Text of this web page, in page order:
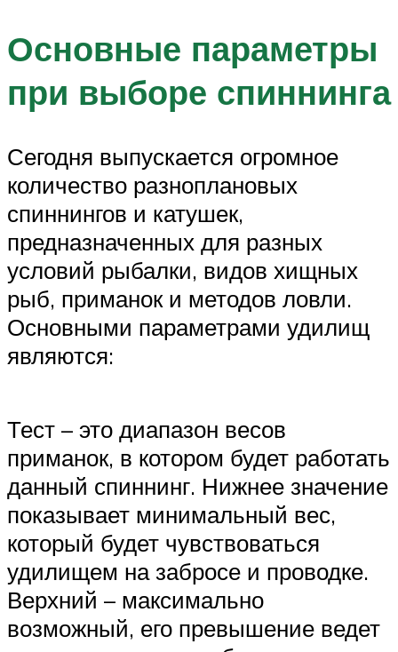
Основные параметры
при выборе спиннинга
Сегодня выпускается огромное
количество разноплановых
спиннингов и катушек,
предназначенных для разных
условий рыбалки, видов хищных
рыб, приманок и методов ловли.
Основными параметрами удилищ
являются:
Тест – это диапазон весов
приманок, в котором будет работать
данный спиннинг. Нижнее значение
показывает минимальный вес,
который будет чувствоваться
удилищем на забросе и проводке.
Верхний – максимально
возможный, его превышение ведет